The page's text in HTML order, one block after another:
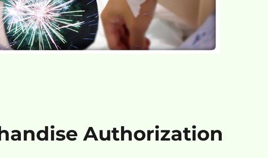
Authorization